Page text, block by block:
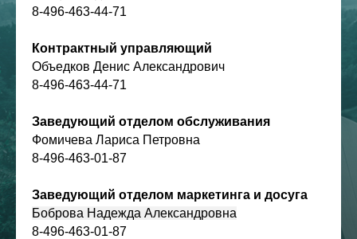
8-496-463-44-71
Контрактный управляющий
Объедков Денис Александрович
8-496-463-44-71
Заведующий отделом обслуживания
Фомичева Лариса Петровна
8-496-463-01-87
Заведующий отделом маркетинга и досуга
Боброва Надежда Александровна
8-496-463-01-87